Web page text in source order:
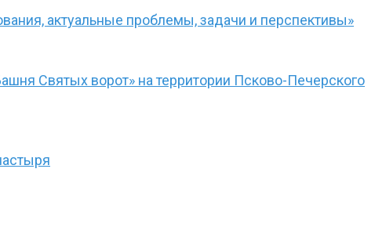
актуальные проблемы, задачи и перспективы»
Святых ворот» на территории Псково-Печерского